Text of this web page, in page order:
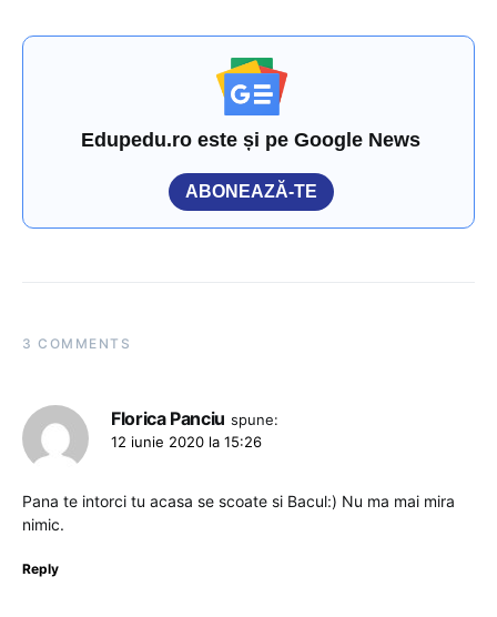
Edupedu.ro este și pe Google News
ABONEAZĂ-TE
3 COMMENTS
Florica Panciu spune:
12 iunie 2020 la 15:26
Pana te intorci tu acasa se scoate si Bacul:) Nu ma mai mira
nimic.
Reply